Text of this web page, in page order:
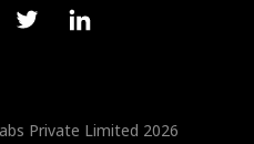
Private Limited 2026